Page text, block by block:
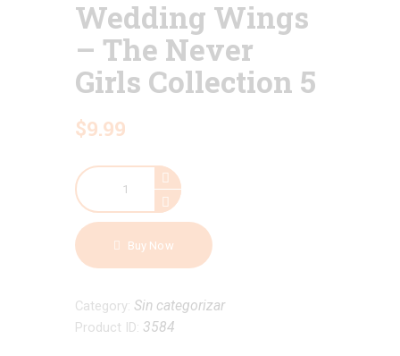
Wedding Wings
– The Never
Girls Collection 5
$9.99
Wedding
Wings
The
Never
Collection
5
Buy Now
Category: Sin categorizar
Product ID: 3584